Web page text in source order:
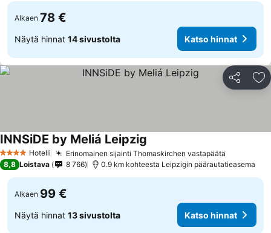
Alkaen 78 €
Näytä hinnat 14 sivustolta Katso hinnat
Jaa
4 Tähtiluokitus
Hotelli Erinomainen sijainti Thomaskirchen vastapäätä
INNSiDE by Meliá Leipzig
8,8 Loistava 8 766 0.9 km kohteesta Leipzigin päärautatieasema
Alkaen 99 €
Näytä hinnat 13 sivustolta Katso hinnat